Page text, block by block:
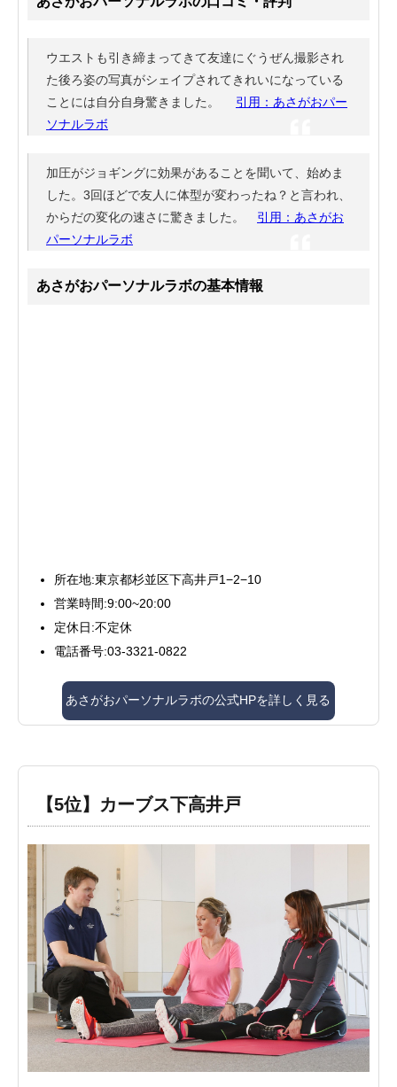
ウエストも引き締まってきて友達にぐうぜん撮影され
た後ろ姿の写真がシェイプされてきれいになっている
ことには自分自身驚きました。 引用：あさがおパー
ソナルラボ
加圧がジョギングに効果があることを聞いて、始めま
した。3回ほどで友人に体型が変わったね？と言われ、
からだの変化の速さに驚きました。 引用：あさがお
パーソナルラボ
あさがおパーソナルラボの基本情報
所在地:東京都杉並区下高井戸1−2−10
営業時間:9:00~20:00
定休日:不定休
電話番号:03-3321-0822
あさがおパーソナルラボの公式HPを詳しく見る
【5位】カーブス下高井戸